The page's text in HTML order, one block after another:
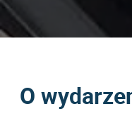
O